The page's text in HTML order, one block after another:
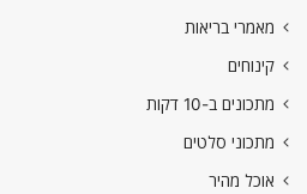
מאמרי בריאות
קינוחים
מתכונים ב-10 דקות
מתכוני סלטים
אוכל מהיר